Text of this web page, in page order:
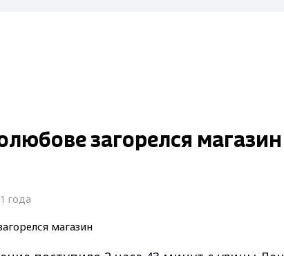
загорелся магазин
года